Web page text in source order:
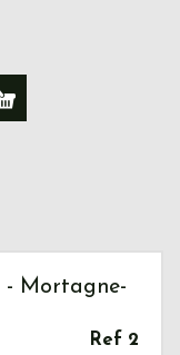
- Mortagne-
Ref 2